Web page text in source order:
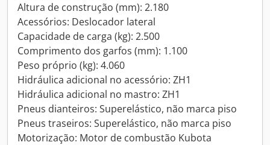
Altura de construção (mm): 2.180
Acessórios: Deslocador lateral
Capacidade de carga (kg): 2.500
Comprimento dos garfos (mm): 1.100
Peso próprio (kg): 4.060
Hidráulica adicional no acessório: ZH1
Hidráulica adicional no mastro: ZH1
Pneus dianteiros: Superelástico, não marca piso
Pneus traseiros: Superelástico, não marca piso
Motorização: Motor de combustão Kubota